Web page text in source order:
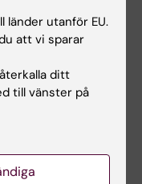
E; Ammann
F;
M; Laengle F;
P
Alla författare
to
länder utanför EU.
att vi sparar
ditt
till vänster på